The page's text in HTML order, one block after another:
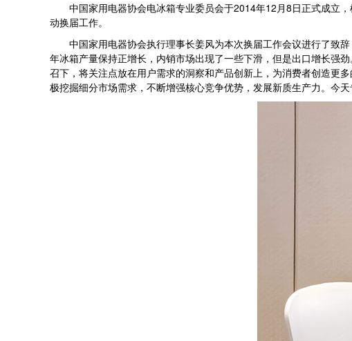
中国家用电器协会电冰箱专业委员会于2014年12月8日正式成立，
动换届工作。
中国家用电器协会执行理事长姜风为本次换届工作会议进行了致辞
年冰箱产量保持正增长，内销市场出现了一些下滑，但是出口增长强
召下，将关注点放在用户需求的洞察和产品创新上，为消费者创造更
极挖掘细分市场需求，不断增强核心竞争优势，发展新质生产力。今